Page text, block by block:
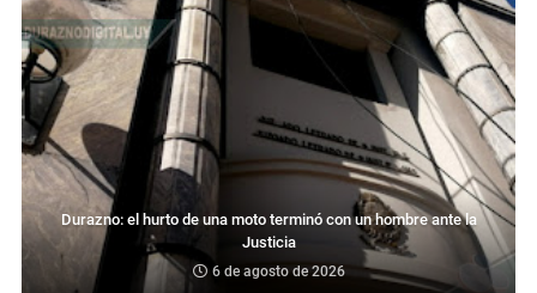
Durazno: el hurto de una moto terminó con un hombre ante la
Justicia
6 de agosto de 2026